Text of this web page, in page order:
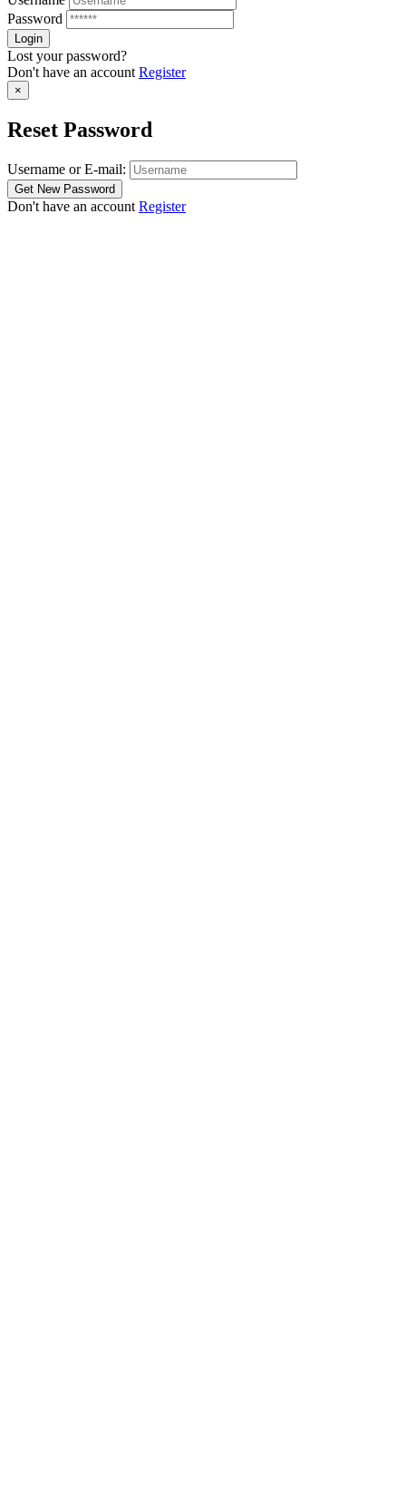
Password
Lost your password?
Don't have an account Register
×
Reset Password
Username or E-mail:
Don't have an account Register